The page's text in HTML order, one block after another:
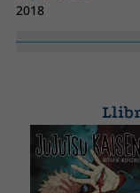
2018
182